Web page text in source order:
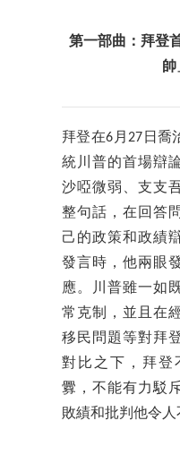
第一部曲：拜登
拜登在6月27日喬
統川普的首場辯
沙啞微弱、支支
整句話，在回答
己的政策和政績
發言時，他兩眼
應。川普雖一如
常克制，並且在
移民問題等對拜
對比之下，拜登
釁，不能有力駁
敗績和批判他令人